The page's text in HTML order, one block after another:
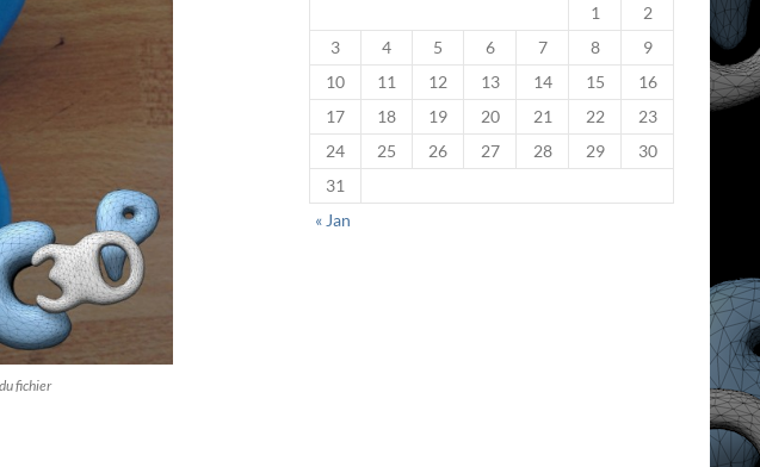
fichier
1
2
3
4 5 6 7 8
9
10
11 12 13 14 15
16
17
18 19 20 21 22
23
24
25 26 27 28 29
30
31
« Jan